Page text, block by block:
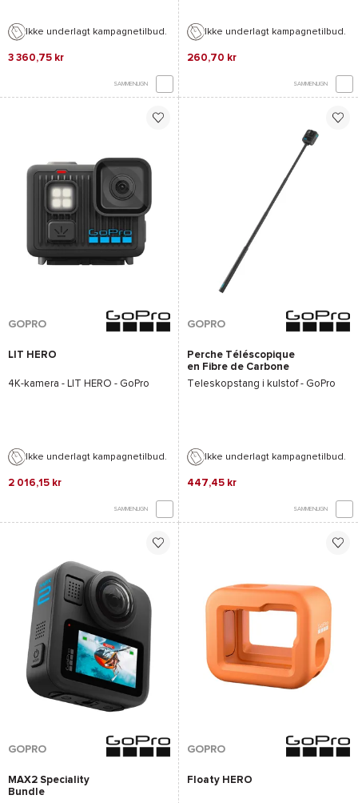
Ikke underlagt kampagnetilbud.
3 360,75 kr
SAMMENLIGN
Ikke underlagt kampagnetilbud.
260,70 kr
SAMMENLIGN
GOPRO
LIT HERO
4K-kamera - LIT HERO - GoPro
Ikke underlagt kampagnetilbud.
2 016,15 kr
SAMMENLIGN
GOPRO
Perche Téléscopique
en Fibre de Carbone
Teleskopstang i kulstof - GoPro
Ikke underlagt kampagnetilbud.
447,45 kr
SAMMENLIGN
GOPRO
MAX2 Speciality
Bundle
GOPRO
Floaty HERO